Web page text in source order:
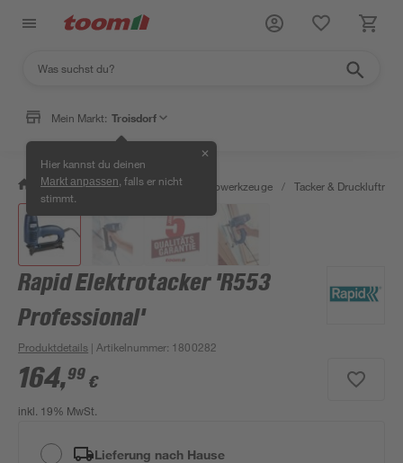
Mein Markt: Troisdorf
Hier kannst du deinen
Markt anpassen , falls er nicht
stimmt.
✕
/ Werkstatt & Maschinen / Elektrowerkzeuge / Tacker &
Rapid Elektrotacker 'R553
Professional'
Produktdetails | Artikelnummer: 1800282
164,99 €
inkl. 19% MwSt.
Lieferung nach Hause